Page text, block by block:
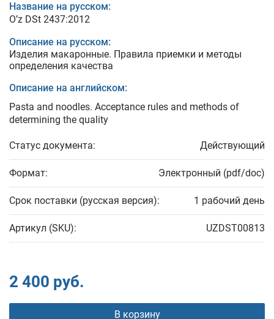
Название на русском:
O’z DSt 2437:2012
Описание на русском:
Изделия макаронные. Правила приемки и методы
определения качества
Описание на английском:
Pasta and noodles. Acceptance rules and methods of
determining the quality
Статус документа: Действующий
Формат: Электронный (pdf/doc)
Срок поставки (русская версия): 1 рабочий день
Артикул (SKU): UZDST00813
2 400 руб.
В корзину